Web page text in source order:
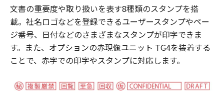
文書の重要度や取り扱いを表す8種類のスタンプを搭
載。社名ロゴなどを登録できるユーザースタンプやペー
ジ番号、日付などのさまざまなスタンプが印字できま
す。また、オプションの赤現像ユニット TG4を装着する
ことで、赤字での印字やスタンプに対応します。